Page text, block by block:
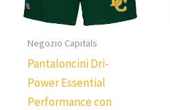
Negozio Capitals
Pantaloncini Dri-
Power Essential
Performance con